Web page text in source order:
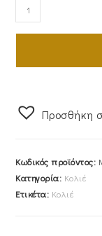
Κολιέ
Ασημένιο
Προσθήκη
Κωδικός προϊόντος:
Κατηγορία: Κολιέ
Ετικέτα: Κολιέ